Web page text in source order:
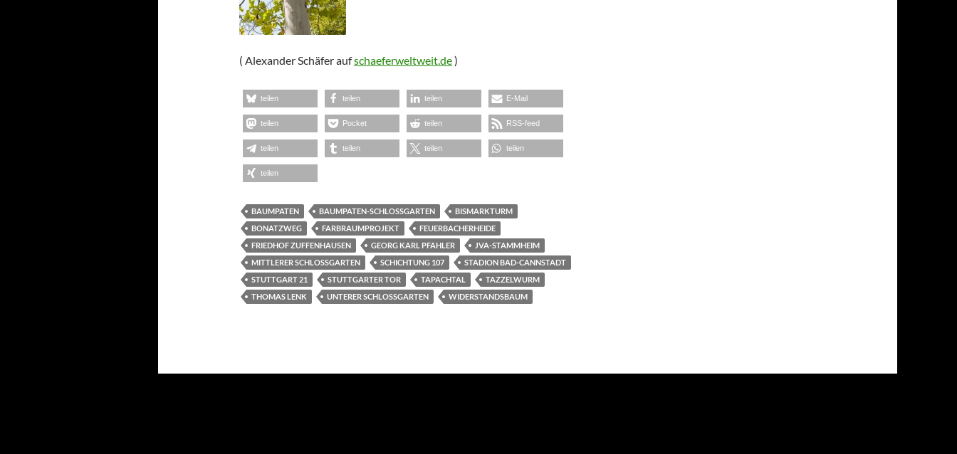
( Alexander Schäfer aufschaeferweltweit.de)
teilen teilen teilen E-Mail
teilen Pocket teilen RSS-feed
teilen teilen teilen teilen
teilen
BAUMPATEN BAUMPATEN-SCHLOSSGARTEN
BISMARKTURM
BONATZWEG
FARBRAUMPROJEKT
FEUERBACHERHEIDE
FRIEDHOF ZUFFENHAUSEN
GEORG KARL PFAHLER
JVA-STAMMHEIM
MITTLERER SCHLOSSGARTEN
SCHICHTUNG 107
STADION BAD-CANNSTADT
STUTTGART 21
STUTTGARTER TOR TAPACHTAL
TAZZELWURM
THOMAS LENK
UNTERER SCHLOSSGARTEN WIDERSTANDSBAUM